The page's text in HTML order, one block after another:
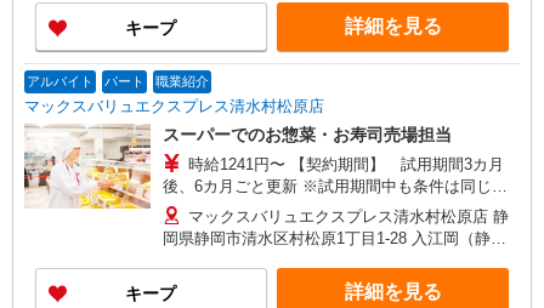
25分）,桜橋（静岡県）（静岡鉄道）（約26分）
キープ 詳細を見る
アルバイト パート 職業紹介
マックスバリュエクスプレス清水村松原店
スーパーでのお惣菜・お寿司売場担当
時給1241円〜 【契約期間】 試用期間3カ月
後、6カ月ごと更新 ※試用期間中も条件は同じで
す 土・日出れる方、大歓迎 日・祝は時給に対し
100円増
マックスバリュエクスプレス清水村松原店 静
岡県静岡市清水区村松原1丁目1-28 入江岡（静岡
25分）,桜橋（静岡県）（静岡鉄道）（約26分）
キープ 詳細を見る